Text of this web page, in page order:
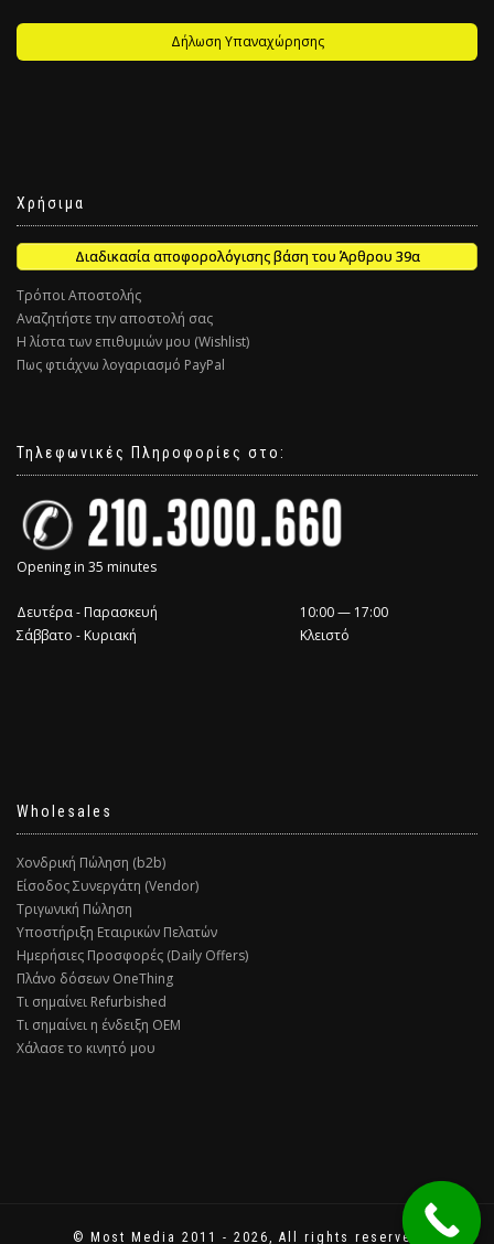
Δήλωση Υπαναχώρησης
Χρήσιμα
Διαδικασία αποφορολόγισης βάση του Άρθρου 39α
Τρόποι Αποστολής
Αναζητήστε την αποστολή σας
Η λίστα των επιθυμιών μου (Wishlist)
Πως φτιάχνω λογαριασμό PayPal
Τηλεφωνικές Πληροφορίες στο:
Opening in 35 minutes
Δευτέρα - Παρασκευή
10:00 — 17:00
Σάββατο - Κυριακή
Κλειστό
Wholesales
Χονδρική Πώληση (b2b)
Είσοδος Συνεργάτη (Vendor)
Τριγωνική Πώληση
Υποστήριξη Εταιρικών Πελατών
Ημερήσιες Προσφορές (Daily Offers)
Πλάνο δόσεων OneThing
Τι σημαίνει Refurbished
Τι σημαίνει η ένδειξη ΟΕΜ
Χάλασε το κινητό μου
© Most Media 2011 - 2026, All rights reserved